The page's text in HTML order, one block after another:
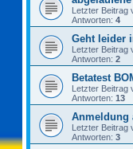
Letzter Beitrag
Antworten: 4
Geht leider
Letzter Beitrag
Antworten: 2
Betatest
Letzter Beitrag
Antworten: 13
Anmeldung
Letzter Beitrag
Antworten: 3